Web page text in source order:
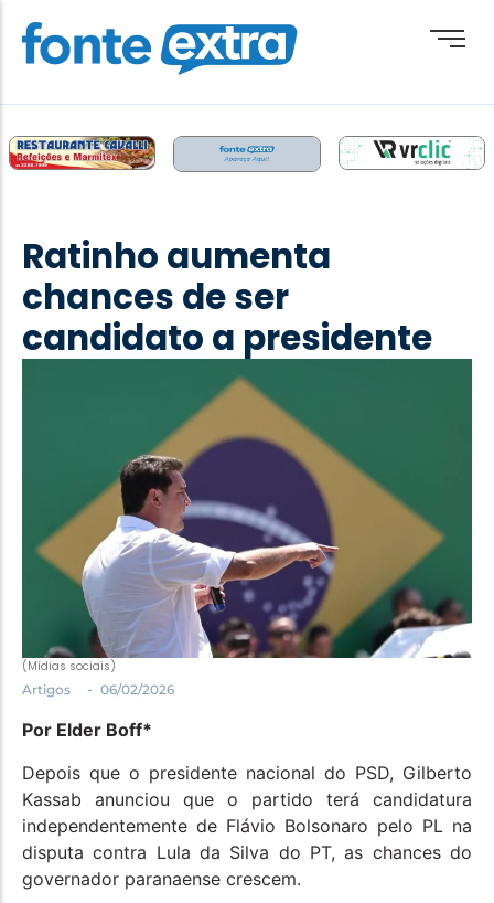
Destaque
Esporte
Geral
Política
Santa Helena e Região
Saúde e Bem-Estar
Ratinho aumenta
chances de ser
candidato a presidente
(Mídias sociais)
Artigos
- 06/02/2026
Por Elder Boff*
Depois que o presidente nacional do PSD, Gilberto
Kassab anunciou que o partido terá candidatura
independentemente de Flávio Bolsonaro pelo PL na
disputa contra Lula da Silva do PT, as chances do
governador paranaense crescem.